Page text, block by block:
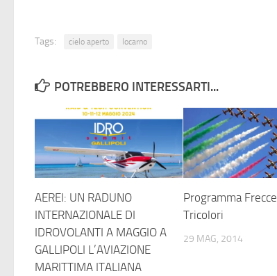
Tags: cielo aperto locarno
POTREBBERO INTERESSARTI...
AEREI: UN RADUNO
INTERNAZIONALE DI
IDROVOLANTI A MAGGIO A
GALLIPOLI L’AVIAZIONE
MARITTIMA ITALIANA
Programma Frecce
Tricolori
29 MAG, 2014